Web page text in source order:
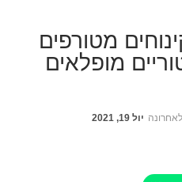
מטורפים
מופלאים
יול 19, 2021